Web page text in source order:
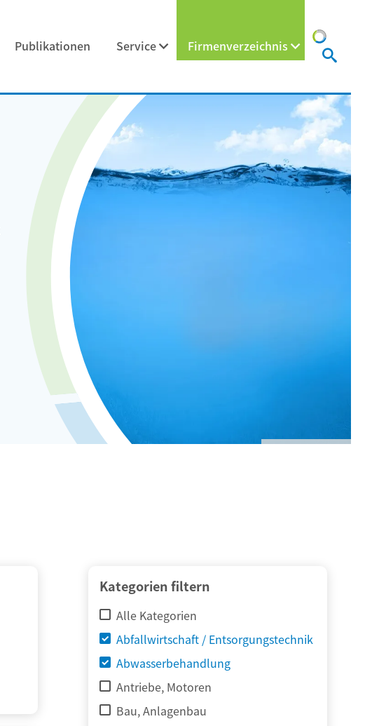
Publikationen Service Firmenverzeichnis
Kategorien filtern
Alle Kategorien
Abfallwirtschaft / Entsorgungstechnik
Abwasserbehandlung
Antriebe, Motoren
Bau, Anlagenbau